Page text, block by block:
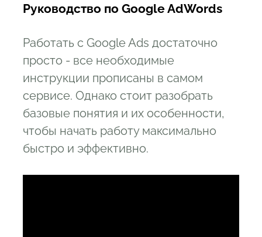
Руководство по Google AdWords
Работать с Google Ads достаточно
просто - все необходимые
инструкции прописаны в самом
сервисе. Однако стоит разобрать
базовые понятия и их особенности,
чтобы начать работу максимально
быстро и эффективно.